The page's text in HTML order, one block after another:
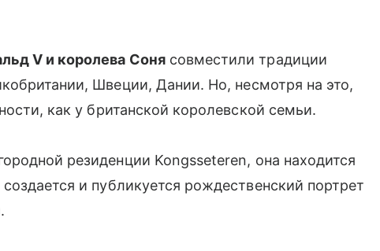
V и королева Сонясовместили традиции
Швеции, Дании. Но, несмотря на это,
как у британской королевской семьи.
резиденции Kongsseteren, она находится
и публикуется рождественский портрет